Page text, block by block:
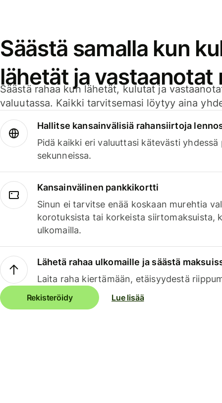
Säästä samalla kun
lähetät ja vastaanotat
Säästä rahaa kun lähetät, kulutat ja
valuutassa. Kaikki tarvitsemasi löytyy aina
Hallitse kansainvälisiä rahansiirtoja
Pidä kaikki eri valuuttasi kätevästi yhdessä
sekunneissa.
Kansainvälinen pankkikortti
Sinun ei tarvitse enää koskaan murehtia
korotuksista tai korkeista siirtomaksuista,
ulkomailla.
Lähetä rahaa ulkomaille ja säästä
Laita raha kiertämään, etäisyydestä
Rekisteröidy Lue lisää